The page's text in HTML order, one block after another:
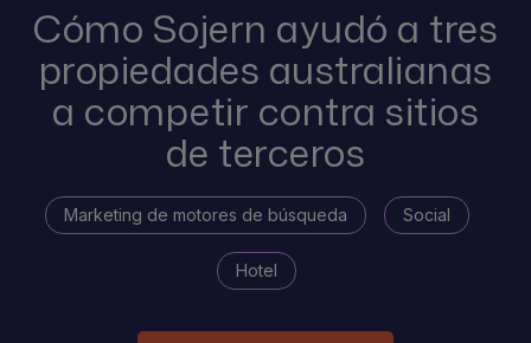
Cómo Sojern ayudó a tres
propiedades australianas
a competir contra sitios
de terceros
Marketing de motores de búsqueda Social
Hotel